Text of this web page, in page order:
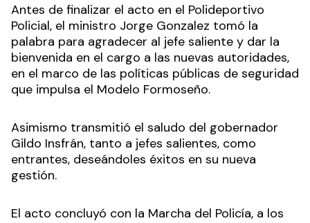
Antes de finalizar el acto en el Polideportivo
Policial, el ministro Jorge Gonzalez tomó la
palabra para agradecer al jefe saliente y dar la
bienvenida en el cargo a las nuevas autoridades,
en el marco de las políticas públicas de seguridad
que impulsa el Modelo Formoseño.
Asimismo transmitió el saludo del gobernador
Gildo Insfrán, tanto a jefes salientes, como
entrantes, deseándoles éxitos en su nueva
gestión.
El acto concluyó con la Marcha del Policía, a los